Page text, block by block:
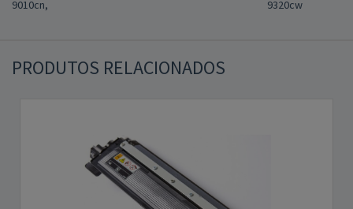
9010cn,
9320cw
PRODUTOS RELACIONADOS